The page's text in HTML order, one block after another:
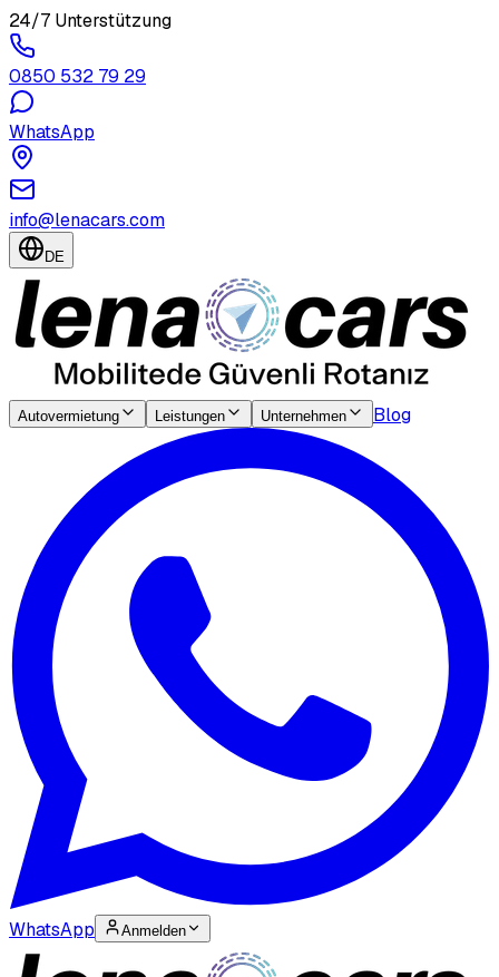
24/7 Unterstützung
0850 532 79 29
WhatsApp
info@lenacars.com
DE
Autovermietung Leistungen Unternehmen Blog
WhatsApp Anmelden